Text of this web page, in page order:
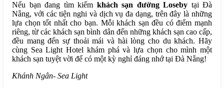
Nếu bạn đang tìm kiếm khách sạn đường Loseby tại Đà
Nẵng, với các tiện nghi và dịch vụ đa dạng, trên đây là những
lựa chọn tốt nhất cho bạn. Mỗi khách sạn đều có điểm mạnh
riêng, từ các khách sạn bình dân đến những khách sạn cao cấp,
đều mang đến sự thoải mái và hài lòng cho du khách. Hãy
cùng Sea Light Hotel khám phá và lựa chọn cho mình một
khách sạn tuyệt vời để có một kỳ nghỉ đáng nhớ tại Đà Nẵng!
Khánh Ngân- Sea Light